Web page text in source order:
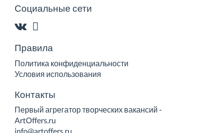
Социальные сети
Правила
Политика конфиденциальности
Условия использования
Контакты
Первый агрегатор творческих вакансий -
ArtOffers.ru
info@artoffers.ru